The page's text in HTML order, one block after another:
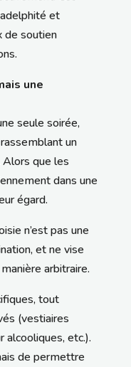
et
de soutien
une
seule soirée,
un
que les
dans une
égard.
n’est pas une
et ne vise
arbitraire.
tout
(vestiaires
alcooliques, etc.).
de permettre